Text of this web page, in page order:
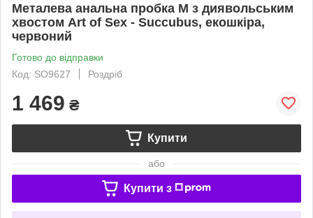
Металева анальна пробка M з диявольським
хвостом Art of Sex - Succubus, екошкіра,
червоний
Готово до відправки
Код: SO9627
Роздріб
1 469 ₴
Купити
або
Купити з